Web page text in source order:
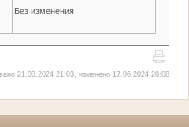
Без изменения
21.03.2024 21:03, изменено 17.06.2024 20:08